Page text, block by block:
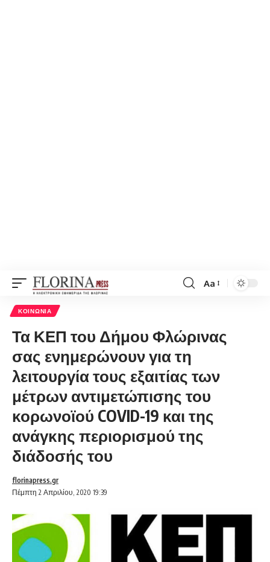
Font
Aa
ΚΟΙΝΩΝΊΑ
Τα ΚΕΠ του Δήμου Φλώρινας
σας ενημερώνουν για τη
λειτουργία τους εξαιτίας των
μέτρων αντιμετώπισης του
κορωνοϊού COVID-19 και της
ανάγκης περιορισμού της
διάδοσής του
Πέμπτη 2 Απριλίου, 2020 19:39
florinapress.gr